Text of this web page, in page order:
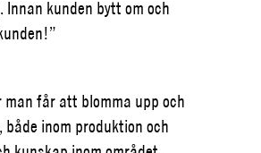
kunden bytt om och
får att blomma upp och
inom produktion och